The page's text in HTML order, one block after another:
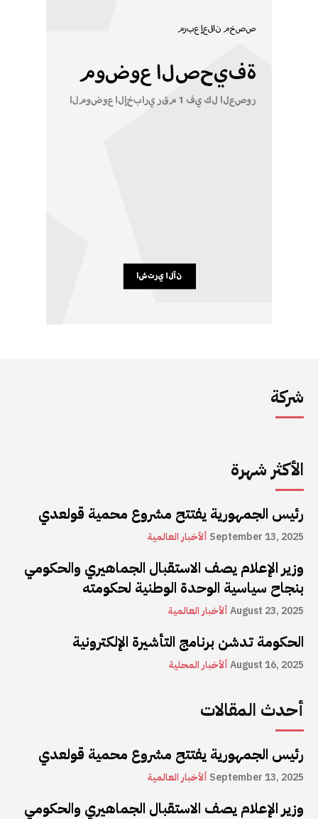
شركة
الأكثر شهرة
رئيس الجمهورية يفتتح مشروع محمية قولعدي
ألأخبار العالمية September 13, 2025
وزير الإعلام يصف الاستقبال الجماهيري والحكومي
بنجاح سياسية الوحدة الوطنية لحكومته
ألأخبار العالميةAugust 23, 2025
الحكومة تدشن برنامج التأشيرة الإلكترونية
ألأخبار المحليةAugust 16, 2025
أحدث المقالات
رئيس الجمهورية يفتتح مشروع محمية قولعدي
ألأخبار العالمية September 13, 2025
وزير الإعلام يصف الاستقبال الجماهيري والحكومي